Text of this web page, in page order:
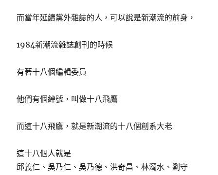
而當年延續黨外雜誌的人，可以說是新潮流的前身，
1984新潮流雜誌創刊的時候
有著十八個編輯委員
他們有個綽號，叫做十八飛鷹
而這十八飛鷹，就是新潮流的十八個創系大老
這十八個人就是
邱義仁、吳乃仁、吳乃德、洪奇昌、林濁水、劉守